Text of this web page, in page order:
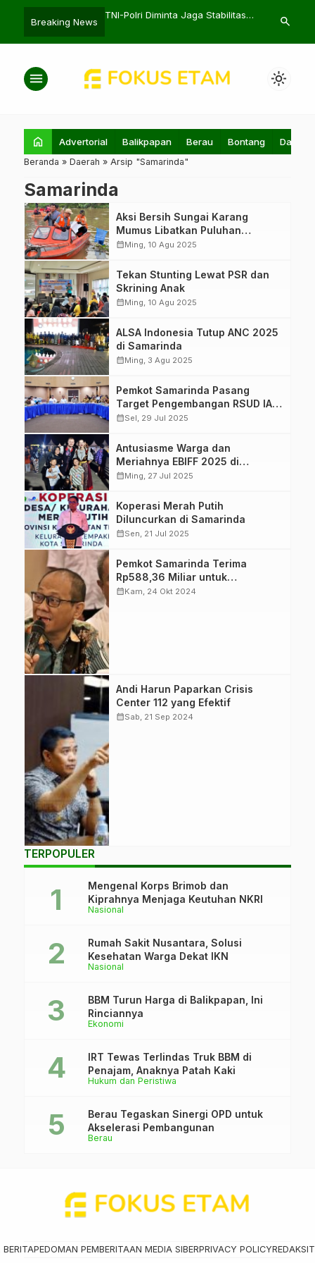
Breaking News
TNI-Polri Diminta Jaga Stabilitas
search
menu light_mode
home Advertorial Balikpapan Berau Bontang Daerah
Beranda » Daerah » Arsip "Samarinda"
Samarinda
Aksi Bersih Sungai Karang
Mumus Libatkan Puluhan
Ketinting
calendar_monthMing, 10 Agu 2025
Tekan Stunting Lewat PSR dan
Skrining Anak
calendar_monthMing, 10 Agu 2025
ALSA Indonesia Tutup ANC 2025
di Samarinda
calendar_monthMing, 3 Agu 2025
Pemkot Samarinda Pasang
Target Pengembangan RSUD IA
Moeis
calendar_monthSel, 29 Jul 2025
Antusiasme Warga dan
Meriahnya EBIFF 2025 di
Samarinda
calendar_monthMing, 27 Jul 2025
Koperasi Merah Putih
Diluncurkan di Samarinda
calendar_monthSen, 21 Jul 2025
Kabag
Administrasi
Pembangunan
Setdakot
Samarinda, Suryo
Priyo Raharjo.
(Foto: Pemprov
Kaltim)
Pemkot Samarinda Terima
Rp588,36 Miliar untuk
Pembangunan
calendar_monthKam, 24 Okt 2024
Samarinda, Andi
Harun, memimpin
audiensi tentang
Samarinda Crisis
Center 112 untuk
meningkatkan
keamanan dan
pelayanan publik
di kota. (Foto:
Diskominfo)
Andi Harun Paparkan Crisis
Center 112 yang Efektif
calendar_monthSab, 21 Sep 2024
TERPOPULER
Nasional
Mengenal Korps Brimob dan
Kiprahnya Menjaga Keutuhan NKRI
Nasional
Rumah Sakit Nusantara, Solusi
Kesehatan Warga Dekat IKN
Ekonomi
BBM Turun Harga di Balikpapan, Ini
Rinciannya
Hukum dan Peristiwa
IRT Tewas Terlindas Truk BBM di
Penajam, Anaknya Patah Kaki
Berau
Berau Tegaskan Sinergi OPD untuk
Akselerasi Pembangunan
BERITAPEDOMAN PEMBERITAAN MEDIA SIBERPRIVACY POLICYREDAKSI